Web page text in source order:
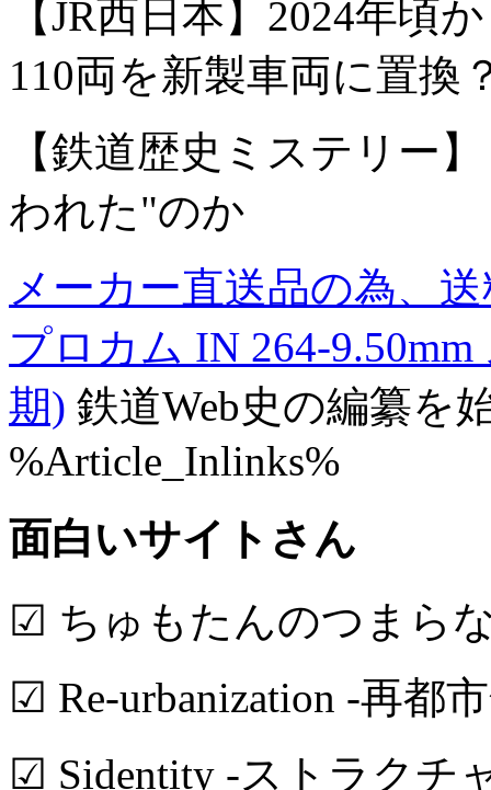
【JR西日本】2024年頃
110両を新製車両に置換
【鉄道歴史ミステリー
われた"のか
メーカー直送品の為、
プロカム IN 264-
期) 鉄道Web史の編纂を
%Article_Inlinks%
面白いサイトさん
☑ ちゅもたんのつまら
☑ Re-urbanization -再都
☑ Sidentity -ストラクチ